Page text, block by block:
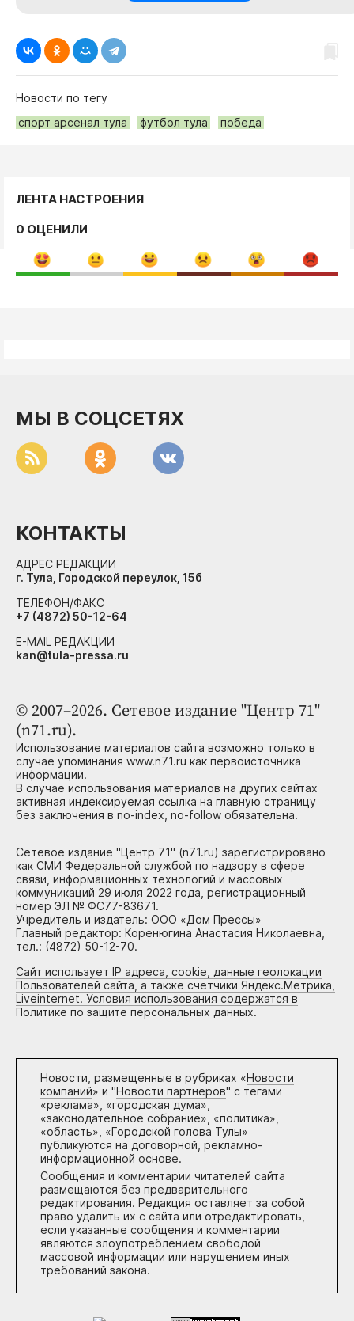
Новости по тегу
спорт арсенал тула
футбол тула победа
ЛЕНТА НАСТРОЕНИЯ
0 ОЦЕНИЛИ
© 2007–2026. Сетевое издание "Центр 71"
(n71.ru).
Использование материалов сайта возможно только в
случае упоминания www.n71.ru как первоисточника
информации.
В случае использования материалов на других сайтах
активная индексируемая ссылка на главную страницу
без заключения в no-index, no-follow обязательна.
Сетевое издание "Центр 71" (n71.ru) зарегистрировано
как СМИ Федеральной службой по надзору в сфере
связи, информационных технологий и массовых
коммуникаций 29 июля 2022 года, регистрационный
номер ЭЛ № ФС77-83671.
Учредитель и издатель: ООО «Дом Прессы»
Главный редактор: Коренюгина Анастасия Николаевна,
тел.: (4872) 50-12-70.
Сайт использует IP адреса, cookie, данные геолокации
Пользователей сайта, а также счетчики Яндекс.Метрика,
Liveinternet. Условия использования содержатся в
Политике по защите персональных данных.
Новости, размещенные в рубриках «Новости
компаний» и "Новости партнеров" с тегами
«реклама», «городская дума»,
«законодательное собрание», «политика»,
«область», «Городской голова Тулы»
публикуются на договорной, рекламно-
информационной основе.
Сообщения и комментарии читателей сайта
размещаются без предварительного
редактирования. Редакция оставляет за собой
право удалить их с сайта или отредактировать,
если указанные сообщения и комментарии
являются злоупотреблением свободой
массовой информации или нарушением иных
требований закона.
МЫ В СОЦСЕТЯХ
КОНТАКТЫ
АДРЕС РЕДАКЦИИ
г. Тула, Городской переулок, 15б
ТЕЛЕФОН/ФАКС
+7 (4872) 50-12-64
E-MAIL РЕДАКЦИИ
kan@tula-pressa.ru